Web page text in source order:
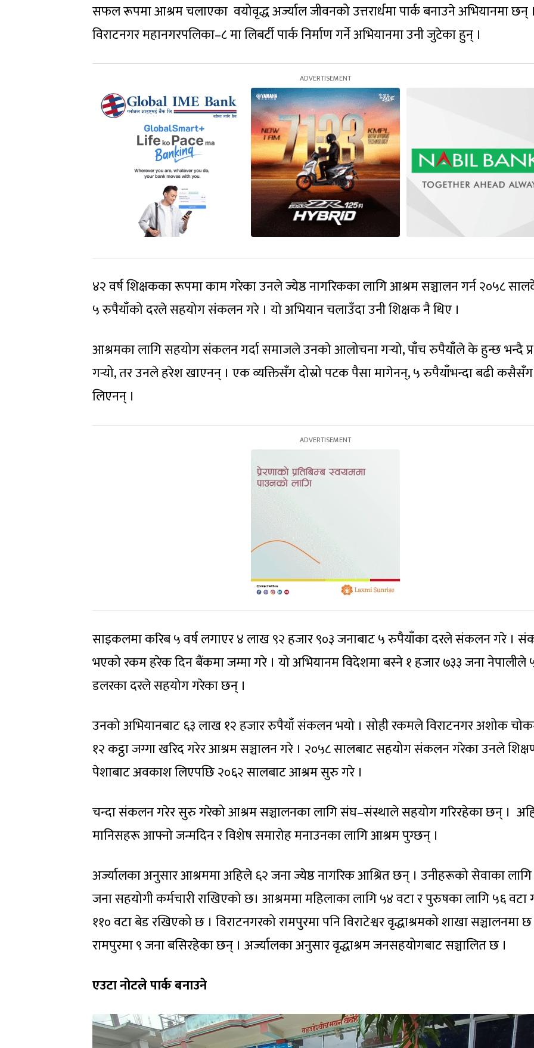
सफल रूपमा आश्रम चलाएका वयोवृद्ध अर्ज्याल जीवनको उत्तरार्धमा पार्क बनाउने अभियानमा छन्
विराटनगर महानगरपलिका–८ मा लिबर्टी पार्क निर्माण गर्ने अभियानमा उनी जुटेका हुन् ।
४२ वर्ष शिक्षकका रूपमा काम गरेका उनले ज्येष्ठ नागरिकका लागि आश्रम सञ्चालन गर्न २०५८
५ रुपैयाँको दरले सहयोग संकलन गरे । यो अभियान चलाउँदा उनी शिक्षक नै थिए ।
आश्रमका लागि सहयोग संकलन गर्दा समाजले उनको आलोचना गर्‍यो, पाँच रुपैयाँले के हुन्छ भन्दै
गर्‍यो, तर उनले हरेश खाएनन् । एक व्यक्तिसँग दोस्रो पटक पैसा मागेनन्, ५ रुपैयाँभन्दा बढी कसैसँग
लिएनन् ।
साइकलमा करिब ५ वर्ष लगाएर ४ लाख ९२ हजार ९०३ जनाबाट ५ रुपैयाँका दरले संकलन गरे ।
भएको रकम हरेक दिन बैंकमा जम्मा गरे । यो अभियानम विदेशमा बस्ने १ हजार ७३३ जना नेपालीले
डलरका दरले सहयोग गरेका छन् ।
उनको अभियानबाट ६३ लाख १२ हजार रुपैयाँ संकलन भयो । सोही रकमले विराटनगर अशोक
१२ कट्ठा जग्गा खरिद गरेर आश्रम सञ्चालन गरे । २०५८ सालबाट सहयोग संकलन गरेका उनले
पेशाबाट अवकाश लिएपछि २०६२ सालबाट आश्रम सुरु गरे ।
चन्दा संकलन गरेर सुरु गरेको आश्रम सञ्चालनका लागि संघ–संस्थाले सहयोग गरिरहेका छन् ।
मानिसहरू आफ्नो जन्मदिन र विशेष समारोह मनाउनका लागि आश्रम पुग्छन् ।
अर्ज्यालका अनुसार आश्रममा अहिले ६२ जना ज्येष्ठ नागरिक आश्रित छन् । उनीहरूको सेवाका
जना सहयोगी कर्मचारी राखिएको छ। आश्रममा महिलाका लागि ५४ वटा र पुरुषका लागि ५६ वटा
११० वटा बेड रखिएको छ । विराटनगरको रामपुरमा पनि विराटेश्वर वृद्धाश्रमको शाखा सञ्चालनमा
रामपुरमा ९ जना बसिरहेका छन् । अर्ज्यालका अनुसार वृद्धाश्रम जनसहयोगबाट सञ्चालित छ ।
एउटा नोटले पार्क बनाउने